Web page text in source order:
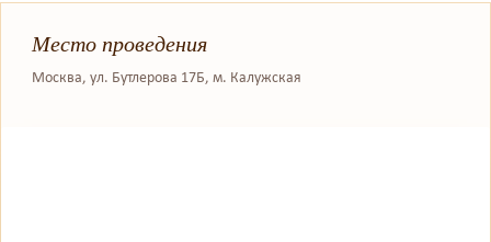
Место проведения
Москва, ул. Бутлерова 17Б, м. Калужская